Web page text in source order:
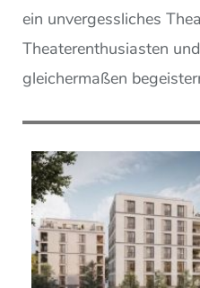
ein unvergessliches
Theaterenthusiasten
gleichermaßen